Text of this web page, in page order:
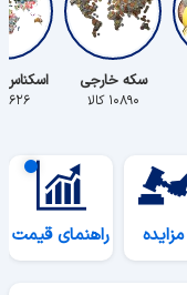
سکه خارجی
۱۰۸۹۰ کالا ۵۶۲۶ کالا
مزایده راهنمای قیمت